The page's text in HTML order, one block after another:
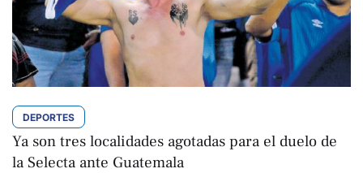
DEPORTES
Ya son tres localidades agotadas para el duelo de
la Selecta ante Guatemala